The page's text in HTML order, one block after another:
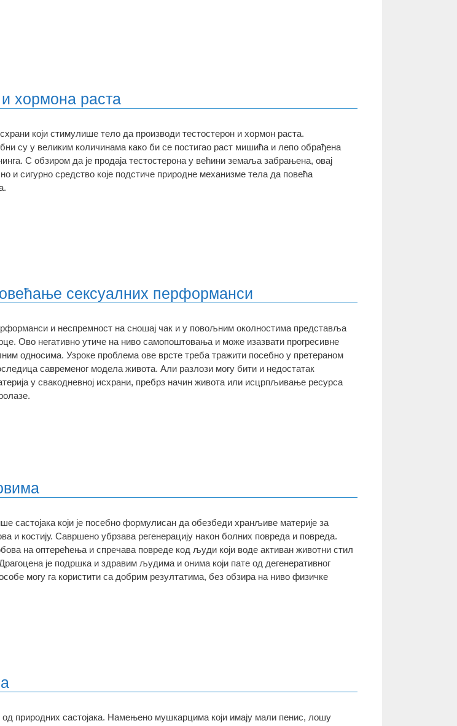
хормона раста
који стимулише тело да производи тестостерон и хормон раста.
су у великим количинама како би се постигао раст мишића и лепо обрађена
С обзиром да је продаја тестостерона у већини земаља забрањена, овај
и сигурно средство које подстиче природне механизме тела да повећа
сексуалних перформанси
и неспремност на сношај чак и у повољним околностима представља
Ово негативно утиче на ниво самопоштовања и може изазвати прогресивне
односима. Узроке проблема ове врсте треба тражити посебно у претераном
савременог модела живота. Али разлози могу бити и недостатак
у свакодневној исхрани, пребрз начин живота или исцрпљивање ресурса
састојака који је посебно формулисан да обезбеди хранљиве материје за
и костију. Савршено убрзава регенерацију након болних повреда и повреда.
на оптерећења и спречава повреде код људи који воде активан животни стил
је подршка и здравим људима и онима који пате од дегенеративног
могу га користити са добрим резултатима, без обзира на ниво физичке
од природних састојака. Намењено мушкарцима који имају мали пенис, лошу